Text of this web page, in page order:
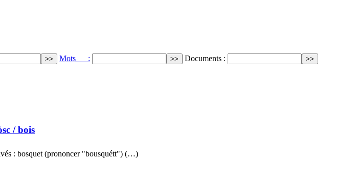
Mots : Documents :
/ bois
: bosquet (prononcer "bousquétt") (…)